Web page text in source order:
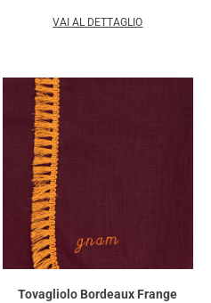
VAI AL DETTAGLIO
Tovagliolo Bordeaux Frange